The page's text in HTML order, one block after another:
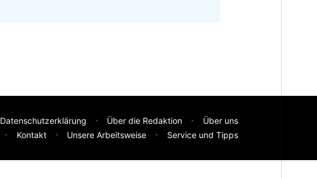
Datenschutzerklärung Über die Redaktion
Über uns
Kontakt Unsere Arbeitsweise Service und Tipps